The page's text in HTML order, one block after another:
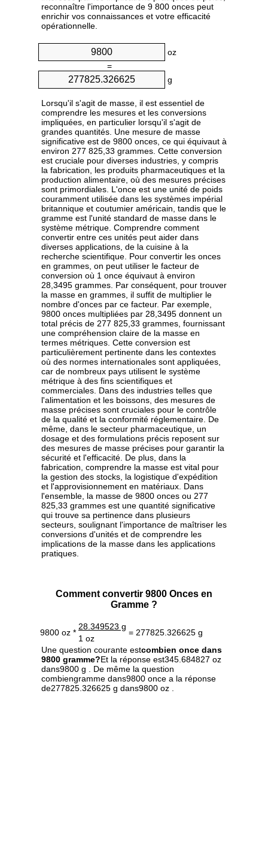
reconnaître l'importance de 9 800 onces peut
enrichir vos connaissances et votre efficacité
opérationnelle.
oz
=
g
Lorsqu'il s'agit de masse, il est essentiel de
comprendre les mesures et les conversions
impliquées, en particulier lorsqu'il s'agit de
grandes quantités. Une mesure de masse
significative est de 9800 onces, ce qui équivaut à
environ 277 825,33 grammes. Cette conversion
est cruciale pour diverses industries, y compris
la fabrication, les produits pharmaceutiques et la
production alimentaire, où des mesures précises
sont primordiales. L'once est une unité de poids
couramment utilisée dans les systèmes impérial
britannique et coutumier américain, tandis que le
gramme est l'unité standard de masse dans le
système métrique. Comprendre comment
convertir entre ces unités peut aider dans
diverses applications, de la cuisine à la
recherche scientifique. Pour convertir les onces
en grammes, on peut utiliser le facteur de
conversion où 1 once équivaut à environ
28,3495 grammes. Par conséquent, pour trouver
la masse en grammes, il suffit de multiplier le
nombre d'onces par ce facteur. Par exemple,
9800 onces multipliées par 28,3495 donnent un
total précis de 277 825,33 grammes, fournissant
une compréhension claire de la masse en
termes métriques. Cette conversion est
particulièrement pertinente dans les contextes
où des normes internationales sont appliquées,
car de nombreux pays utilisent le système
métrique à des fins scientifiques et
commerciales. Dans des industries telles que
l'alimentation et les boissons, des mesures de
masse précises sont cruciales pour le contrôle
de la qualité et la conformité réglementaire. De
même, dans le secteur pharmaceutique, un
dosage et des formulations précis reposent sur
des mesures de masse précises pour garantir la
sécurité et l'efficacité. De plus, dans la
fabrication, comprendre la masse est vital pour
la gestion des stocks, la logistique d'expédition
et l'approvisionnement en matériaux. Dans
l'ensemble, la masse de 9800 onces ou 277
825,33 grammes est une quantité significative
qui trouve sa pertinence dans plusieurs
secteurs, soulignant l'importance de maîtriser les
conversions d'unités et de comprendre les
implications de la masse dans les applications
pratiques.
Comment convertir 9800 Onces en
Gramme ?
9800 oz *
28.349523 g
= 277825.326625 g
1 oz
Une question courante estcombien once dans
9800 gramme?Et la réponse est345.684827 oz
dans9800 g . De même la question
combiengramme dans9800 once a la réponse
de277825.326625 g dans9800 oz .